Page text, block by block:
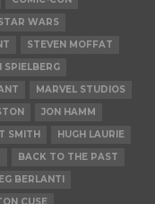
WARS
STEVEN MOFFAT
SPIELBERG
MARVEL STUDIOS
JON HAMM
SMITH
HUGH LAURIE
BACK TO THE PAST
BERLANTI
CUSE